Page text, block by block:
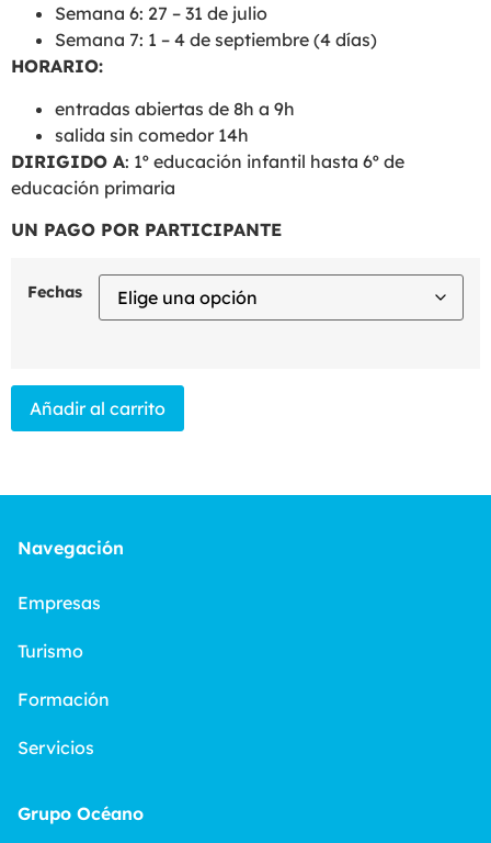
Semana 6: 27 – 31 de julio
Semana 7: 1 – 4 de septiembre (4 días)
HORARIO:
entradas abiertas de 8h a 9h
salida sin comedor 14h
DIRIGIDO A: 1º educación infantil hasta 6º de
educación primaria
UN PAGO POR PARTICIPANTE
Fechas
Añadir al carrito
Navegación
Empresas
Turismo
Formación
Servicios
Grupo Océano